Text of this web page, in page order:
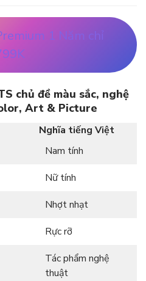
1 Năm chỉ
chủ đề màu sắc, nghệ
Art & Picture
Nghĩa tiếng Việt
Nam tính
Nữ tính
Nhợt nhạt
Rực rỡ
Tác phẩm nghệ
thuật